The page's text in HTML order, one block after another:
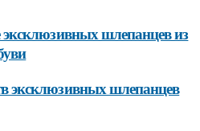
шлепанцев из
эксклюзивных шлепанцев